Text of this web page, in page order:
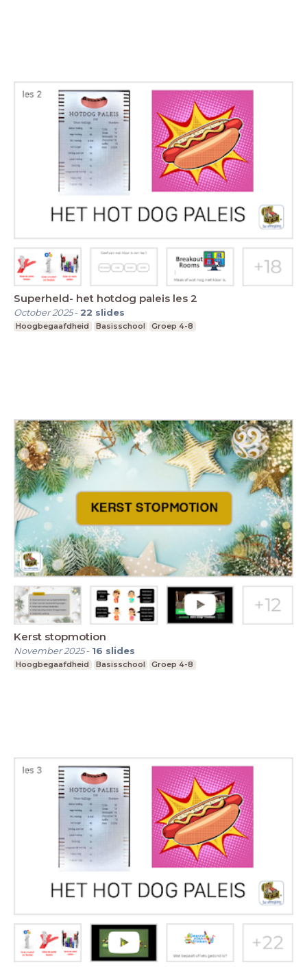
Superheld- het hotdog paleis les 2
October 2025- 22 slides
Hoogbegaafdheid Basisschool Groep 4-8
Kerst stopmotion
November 2025- 16 slides
Hoogbegaafdheid Basisschool Groep 4-8